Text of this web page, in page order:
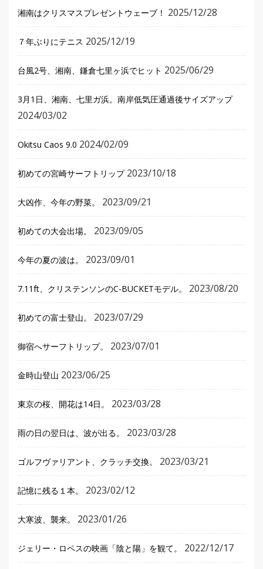
湘南はクリスマスプレゼントウェーブ！ 2025/12/28
７年ぶりにテニス 2025/12/19
台風2号、湘南、鎌倉七里ヶ浜でヒット 2025/06/29
3月1日、湘南、七里ガ浜。南岸低気圧通過後サイズアップ
2024/03/02
Okitsu Caos 9.0 2024/02/09
初めての宮崎サーフトリップ 2023/10/18
大凶作、今年の野菜。 2023/09/21
初めての大会出場。 2023/09/05
今年の夏の波は。 2023/09/01
7.11ft、クリステンソンのC-BUCKETモデル。 2023/08/20
初めての富士登山。 2023/07/29
御宿へサーフトリップ。 2023/07/01
金時山登山 2023/06/25
東京の桜、開花は14日。 2023/03/28
雨の日の翌日は、波が出る。 2023/03/28
ゴルフヴァリアント、クラッチ交換。 2023/03/21
記憶に残る１本。 2023/02/12
大寒波、襲来。 2023/01/26
ジェリー・ロペスの映画「陰と陽」を観て。 2022/12/17